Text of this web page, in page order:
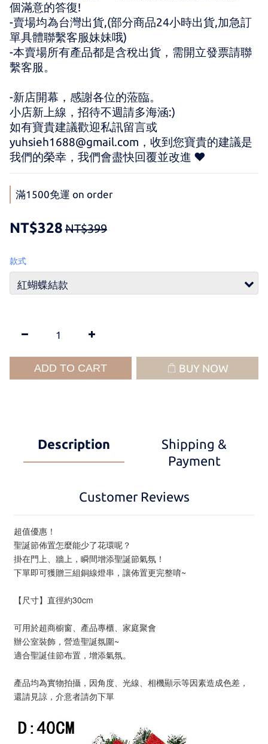
個滿意的答復!
-賣場均為台灣出貨,(部分商品24小時出貨,加急訂
單具體聯繫客服妹妹哦)
-本賣場所有產品都是含稅出貨，需開立發票請聯
繫客服。
-新店開幕，感謝各位的蒞臨。
小店新上線，招待不週請多海涵:)
如有寶貴建議歡迎私訊留言或
yuhsieh1688@gmail.com，收到您寶貴的建議是
我們的榮幸，我們會盡快回覆並改進 ♥
滿1500免運 on order
NT$328 NT$399
款式
ADD TO CART BUY NOW
Description
Shipping &
Payment
Customer Reviews
超值優惠！
聖誕節佈置怎麼能少了花環呢？
掛在門上、牆上，瞬間增添聖誕節氣氛！
下單即可獲贈三組銅線燈串，讓佈置更完整唷~
【尺寸】直徑約30cm
可用於超商櫥窗、產品專櫃、家庭聚會
辦公室裝飾，營造聖誕氛圍~
適合聖誕佳節布置，增添氣氛。
產品均為實物拍攝，因角度、光線、相機顯示等因素造成色差，
還請見諒，介意者請勿下單